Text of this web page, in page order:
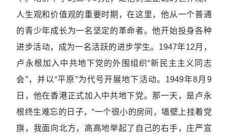
人生观和价值观的重要时期，在这里，他从一个普通
的青少年成长为一名坚定的革命者。他开始投身各种
进步活动，成为一名活跃的进步学生。1947年12月，
卢永根加入中共地下党的外围组织“新民主主义同志
会”，并以“平原”为代号开展地下活动。1949年8月9
日，他在香港正式加入中共地下党。那一天，是卢永
根终生难忘的日子，“一个很小的房间，墙壁上挂着党
旗，我面向北方，高高地举起了自己的右手，庄严宣